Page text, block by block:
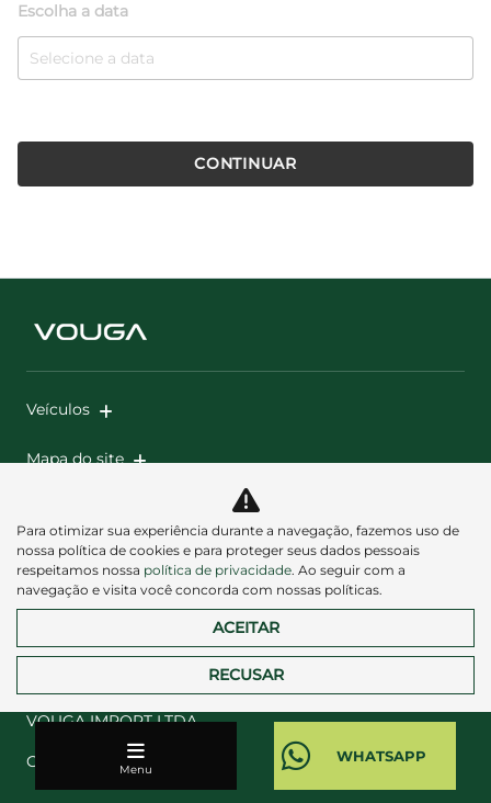
Escolha a data
CONTINUAR
Veículos
Mapa do site
Desacelere. Seu bem maior é a vida.
VOUGA IMPORT LTDA
CNPJ: 62.279.024/0001-89
Menu
Para otimizar sua experiência durante a navegação, fazemos uso de
nossa política de cookies e para proteger seus dados pessoais
respeitamos nossa política de privacidade. Ao seguir com a
navegação e visita você concorda com nossas políticas.
ACEITAR
RECUSAR